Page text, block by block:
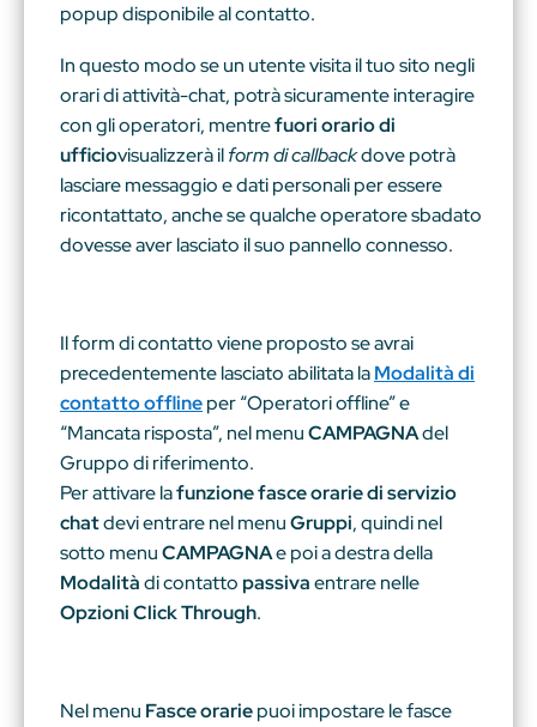
popup disponibile al contatto.
In questo modo se un utente visita il tuo sito negli
orari di attività-chat, potrà sicuramente interagire
con gli operatori, mentrefuori orario di
ufficiovisualizzerà ilform di callbackdove potrà
lasciare messaggio e dati personali per essere
ricontattato, anche se qualche operatore sbadato
dovesse aver lasciato il suo pannello connesso.
Il form di contatto viene proposto se avrai
precedentemente lasciato abilitata laModalità di
contatto offlineper “Operatori offline” e
“Mancata risposta”, nel menuCAMPAGNAdel
Gruppo di riferimento.
Per attivare lafunzionefasce orarie di servizio
chatdevi entrare nel menuGruppi, quindi nel
sotto menuCAMPAGNAe poi a destra della
Modalitàdi contattopassivaentrare nelle
Opzioni Click Through.
Nel menu Fasce orariepuoi impostare le fasce